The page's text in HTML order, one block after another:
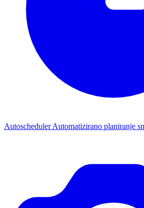
AutoschedulerAutomatizirano planiranje